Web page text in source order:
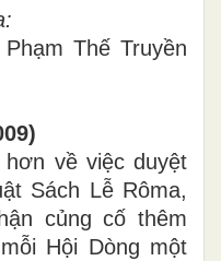
Thế Truyền
về việc duyệt
Sách Lễ Rôma,
củng cố thêm
Hội Dòng một